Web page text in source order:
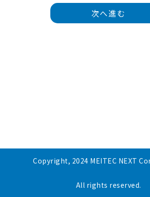
次へ進む
Copyright, 2024 MEITEC NEXT
All rights reserved.